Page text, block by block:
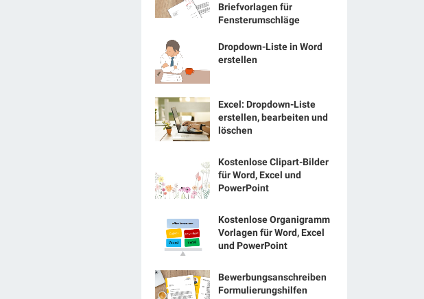
Briefvorlagen für
Fensterumschläge
Dropdown-Liste in Word
erstellen
Excel: Dropdown-Liste
erstellen, bearbeiten und
löschen
Kostenlose Clipart-Bilder
für Word, Excel und
PowerPoint
Kostenlose Organigramm
Vorlagen für Word, Excel
und PowerPoint
Bewerbungsanschreiben
Formulierungshilfen